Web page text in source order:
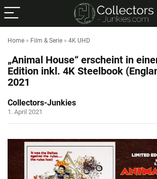
Home » Film & Serie » 4K UHD
„Animal House“ erscheint in
Edition inkl. 4K Steelbook
2021
Collectors-Junkies
1. April 2021